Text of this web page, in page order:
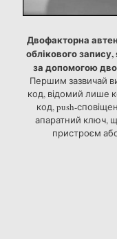
Двофакторна
облікового
за допомогою
Першим зазвичай
код, відомий лише
код, push-
апаратний ключ,
пристроєм